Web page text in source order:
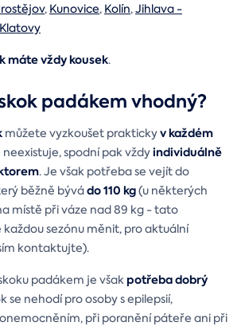
, Kunovice, Kolín,Jihlava -
Klatovy
máte vždy kousek.
padákem vhodný?
můžete vyzkoušet praktickyv každém
spodní pak vždyindividuálně
. Je však potřeba se vejít do
běžně bývádo 110 kg(u některých
místě při váze nad 89 kg - tato
sezónu měnit, pro aktuální
kontaktujte).
padákem je všakpotřeba dobrý
se nehodí pro osoby s epilepsií,
při poranění páteře ani při